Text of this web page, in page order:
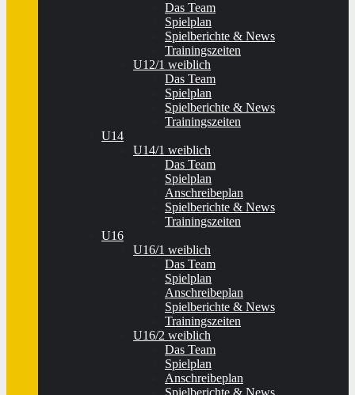
Das Team
Spielplan
Spielberichte & News
Trainingszeiten
U12/1 weiblich
Das Team
Spielplan
Spielberichte & News
Trainingszeiten
U14
U14/1 weiblich
Das Team
Spielplan
Anschreibeplan
Spielberichte & News
Trainingszeiten
U16
U16/1 weiblich
Das Team
Spielplan
Anschreibeplan
Spielberichte & News
Trainingszeiten
U16/2 weiblich
Das Team
Spielplan
Anschreibeplan
Spielberichte & News